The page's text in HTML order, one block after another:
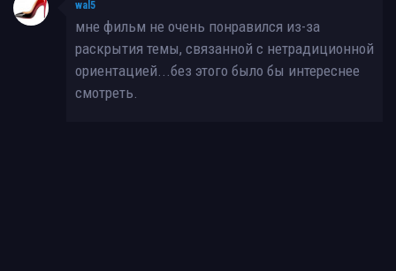
wal5
мне фильм не очень понравился из-за
раскрытия темы, связанной с нетрадиционной
ориентацией...без этого было бы интереснее
смотреть.